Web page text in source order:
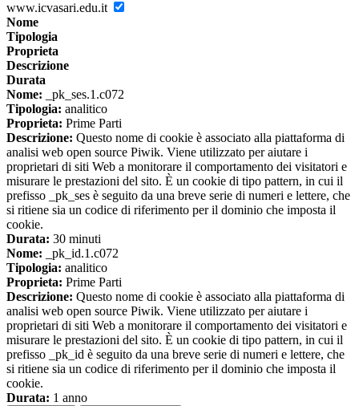
www.icvasari.edu.it
Nome
Tipologia
Proprieta
Descrizione
Durata
Nome: _pk_ses.1.c072
Tipologia: analitico
Proprieta: Prime Parti
Descrizione: Questo nome di cookie è associato alla piattaforma di
analisi web open source Piwik. Viene utilizzato per aiutare i
proprietari di siti Web a monitorare il comportamento dei visitatori e
misurare le prestazioni del sito. È un cookie di tipo pattern, in cui il
prefisso _pk_ses è seguito da una breve serie di numeri e lettere, che
si ritiene sia un codice di riferimento per il dominio che imposta il
cookie.
Durata: 30 minuti
Nome: _pk_id.1.c072
Tipologia: analitico
Proprieta: Prime Parti
Descrizione: Questo nome di cookie è associato alla piattaforma di
analisi web open source Piwik. Viene utilizzato per aiutare i
proprietari di siti Web a monitorare il comportamento dei visitatori e
misurare le prestazioni del sito. È un cookie di tipo pattern, in cui il
prefisso _pk_id è seguito da una breve serie di numeri e lettere, che
si ritiene sia un codice di riferimento per il dominio che imposta il
cookie.
Durata: 1 anno